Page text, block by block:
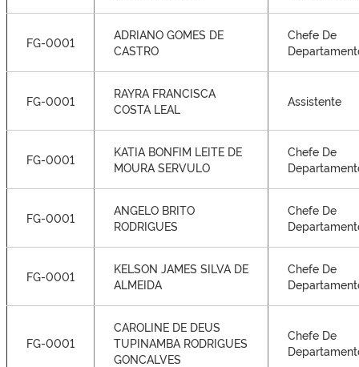
FG-0001
ADRIANO GOMES DE
CASTRO
Chefe De
FG-0001
RAYRA FRANCISCA
COSTA LEAL
Assistente
FG-0001
KATIA BONFIM LEITE DE
MOURA SERVULO
Chefe De
FG-0001
ANGELO BRITO
RODRIGUES
Chefe De
FG-0001
KELSON JAMES SILVA DE
ALMEIDA
Chefe De
FG-0001
CAROLINE DE DEUS
TUPINAMBA RODRIGUES
GONCALVES
Chefe De